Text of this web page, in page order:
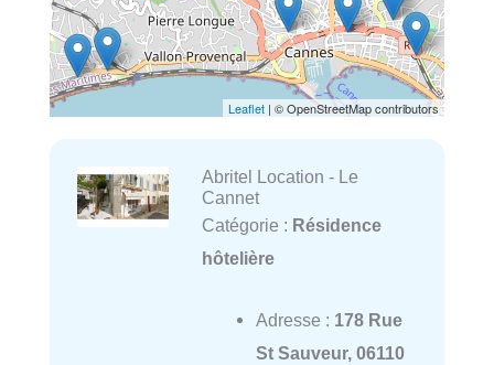
Leaflet | © OpenStreetMap contributors
Abritel Location - Le
Cannet
Catégorie : Résidence
hôtelière
Adresse : 178 Rue
St Sauveur, 06110